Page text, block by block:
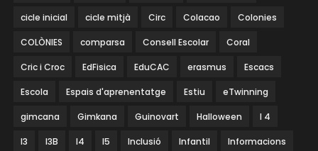
cicle inicial cicle mitjà Circ Colacao Colonies
COLÒNIES comparsa Consell Escolar Coral
Cric i Croc EdFisica EduCAC erasmus Escacs
Escola Espais d'aprenentatge Estiu eTwinning
gimcana Gimkana Guinovart Halloween I 4
I3 I3B I4 I5 Inclusió Infantil Informacions